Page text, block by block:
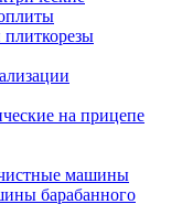
на прицепе
машины
барабанного